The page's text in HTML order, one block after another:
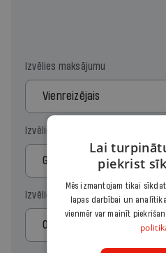
Izvēlies maksājumu
Vienreizējais
Izvēlies periodu
Gads
Izvēlies sākuma datumu
Lai
piekrist
Mēs izmantojam tikai
lapas darbībai un
vienmēr var mainīt